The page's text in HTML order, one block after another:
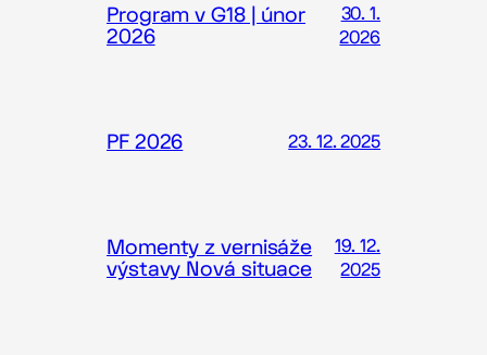
Program v G18 | únor
2026
30. 1.
2026
PF 2026 23. 12. 2025
Momenty z vernisáže
výstavy Nová situace
19. 12.
2025